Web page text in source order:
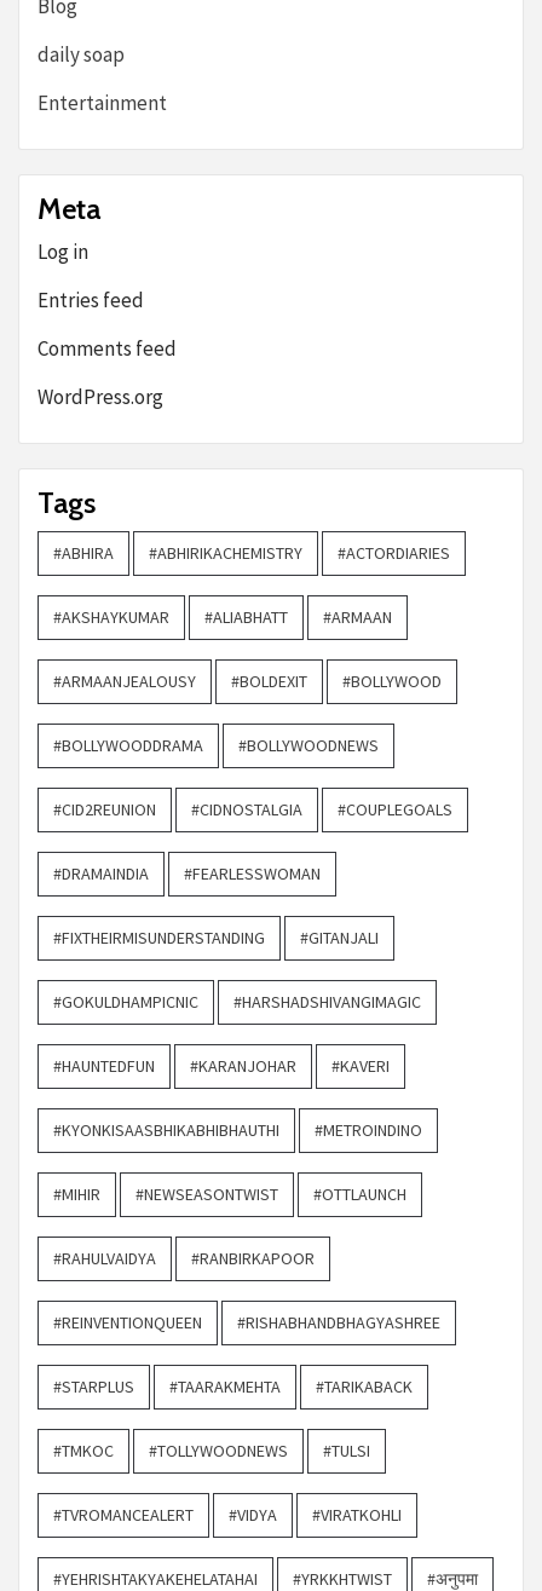
Blog
daily soap
Entertainment
Meta
Log in
Entries feed
Comments feed
WordPress.org
Tags
#ABHIRA #ABHIRIKACHEMISTRY #ACTORDIARIES
#AKSHAYKUMAR #ALIABHATT #ARMAAN
#ARMAANJEALOUSY #BOLDEXIT #BOLLYWOOD
#BOLLYWOODDRAMA #BOLLYWOODNEWS
#CID2REUNION #CIDNOSTALGIA #COUPLEGOALS
#DRAMAINDIA #FEARLESSWOMAN
#FIXTHEIRMISUNDERSTANDING #GITANJALI
#GOKULDHAMPICNIC #HARSHADSHIVANGIMAGIC
#HAUNTEDFUN #KARANJOHAR #KAVERI
#KYONKISAASBHIKABHIBHAUTHI #METROINDINO
#MIHIR #NEWSEASONTWIST #OTTLAUNCH
#RAHULVAIDYA #RANBIRKAPOOR
#REINVENTIONQUEEN #RISHABHANDBHAGYASHREE
#STARPLUS #TAARAKMEHTA #TARIKABACK
#TMKOC #TOLLYWOODNEWS #TULSI
#TVROMANCEALERT #VIDYA #VIRATKOHLI
#YEHRISHTAKYAKEHELATAHAI #YRKKHTWIST #अनुपमा